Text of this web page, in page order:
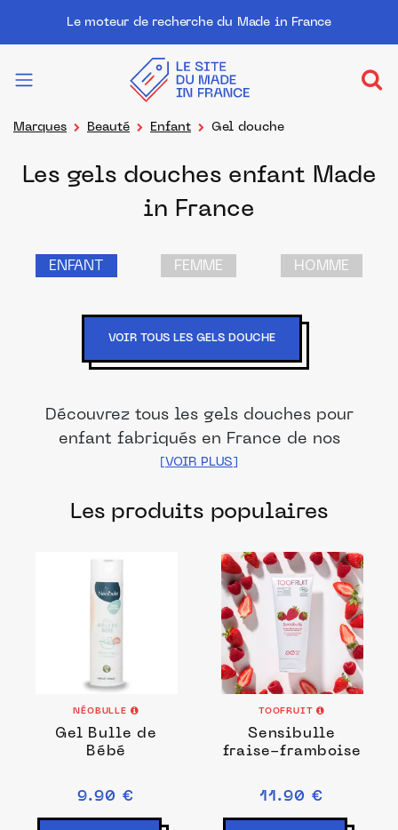
Le moteur de recherche du Made in France
Marques Beauté Enfant Gel douche
Les gels douches enfant Made
in France
ENFANT FEMME HOMME
VOIR TOUS LES GELS DOUCHE
Découvrez tous les gels douches pour
enfant fabriqués en France de nos
marques et distributeurs partenaires. Des
ateliers et laboratoires français pour
Les produits populaires
NÉOBULLE
Gel Bulle de
Bébé
9.90 €
TOOFRUIT
Sensibulle
fraise-framboise
11.90 €